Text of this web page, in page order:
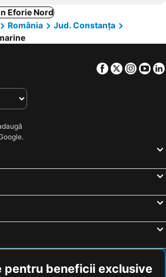
Eforie Nord
România
Jud. Constanţa
Facebook
Twitter
pentru beneficii exclusive